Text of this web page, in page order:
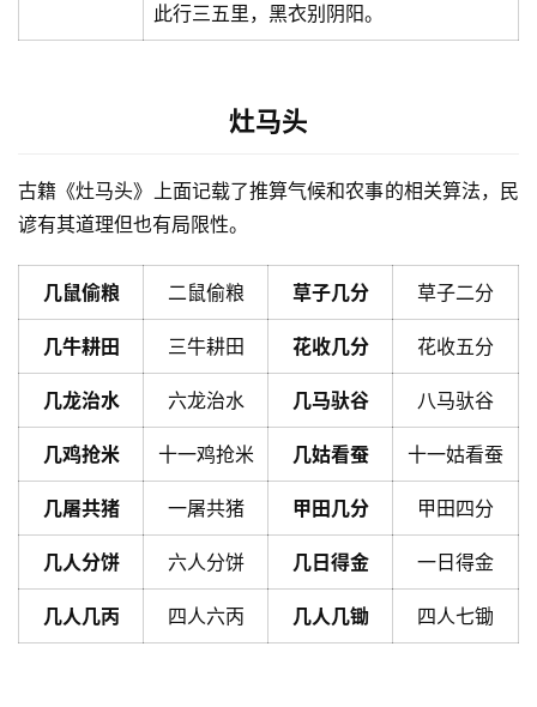
此行三五里，黑衣别阴阳。
灶马头
古籍《灶马头》上面记载了推算气候和农事的相关算法，民
谚有其道理但也有局限性。
几鼠偷粮 二鼠偷粮 草子几分 草子二分
几牛耕田 三牛耕田 花收几分 花收五分
几龙治水 六龙治水 几马驮谷 八马驮谷
几鸡抢米 十一鸡抢米 几姑看蚕 十一姑看蚕
几屠共猪 一屠共猪 甲田几分 甲田四分
几人分饼 六人分饼 几日得金 一日得金
几人几丙 四人六丙 几人几锄 四人七锄